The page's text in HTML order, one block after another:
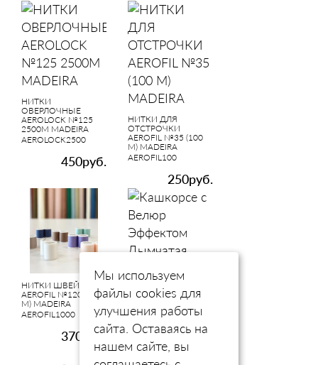
НИТКИ
ОВЕРЛОЧНЫЕ
AEROLOCK №125
2500М MADEIRA
AEROLOCK2500
450руб.
НИТКИ ДЛЯ
ОТСТРОЧКИ
AEROFIL №35 (100
М) MADEIRA
AEROFIL100
250руб.
НИТКИ ШВЕЙНЫЕ
AEROFIL №120 (1000
М) MADEIRA
AEROFIL1000
370руб.
Кашкорсе с Велюр
Эффектом Дымчатая
Оливка
KKVE-SMOKEYOLIVE
Мы используем
файлы cookies для
улучшения работы
сайта. Оставаясь на
нашем сайте, вы